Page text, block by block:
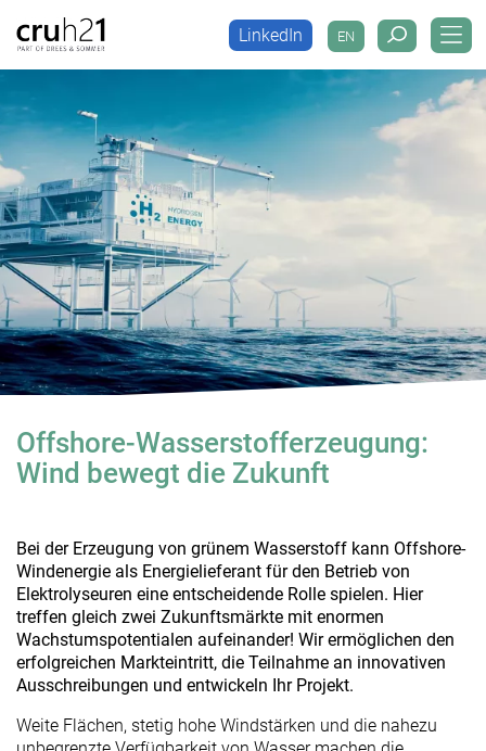
EN
LinkedIn EN
LinkedIn
Offshore-Wasserstofferzeugung:
Wind bewegt die Zukunft
Bei der Erzeugung von grünem Wasserstoff kann Offshore-
Windenergie als Energielieferant für den Betrieb von
Elektrolyseuren eine entscheidende Rolle spielen. Hier
treffen gleich zwei Zukunftsmärkte mit enormen
Wachstumspotentialen aufeinander! Wir ermöglichen den
erfolgreichen Markteintritt, die Teilnahme an innovativen
Ausschreibungen und entwickeln Ihr Projekt.
Weite Flächen, stetig hohe Windstärken und die nahezu